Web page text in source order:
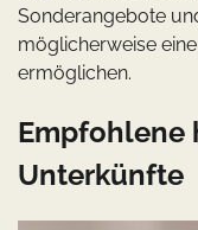
Sonderangebote
möglicherweise
ermöglichen.
Empfohlene
Unterkünfte